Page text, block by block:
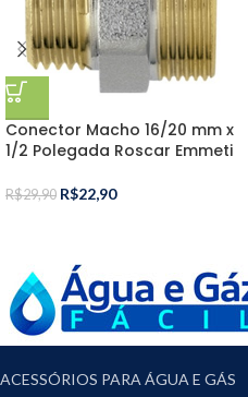
Conector Macho 16/20 mm x
1/2 Polegada Roscar Emmeti
R$29,90 R$22,90
ACESSÓRIOS PARA ÁGUA E GÁS